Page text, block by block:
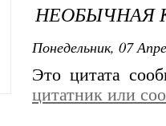
НЕОБЫЧНАЯ
Понедельник, 07
Это цитата
цитатник или